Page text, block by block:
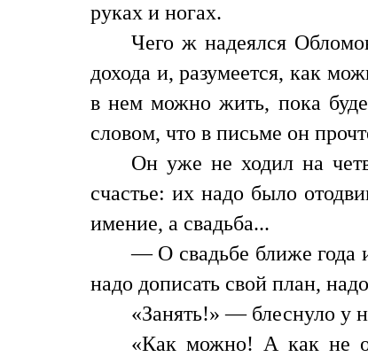
руках и ногах.
Чего ж надеялся
дохода и, разумеется, как
в нем можно жить, пока
словом, что в письме он
Он уже не ходил на
счастье: их надо было
имение, а свадьба...
— О свадьбе ближе года
надо дописать свой план,
«Занять!» — блеснуло у
«Как можно! А как не